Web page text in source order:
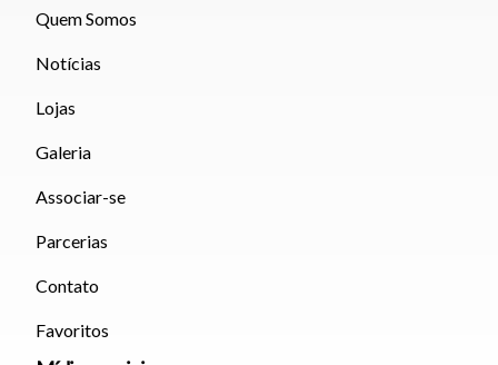
Quem Somos
Notícias
Lojas
Galeria
Associar-se
Parcerias
Contato
Favoritos